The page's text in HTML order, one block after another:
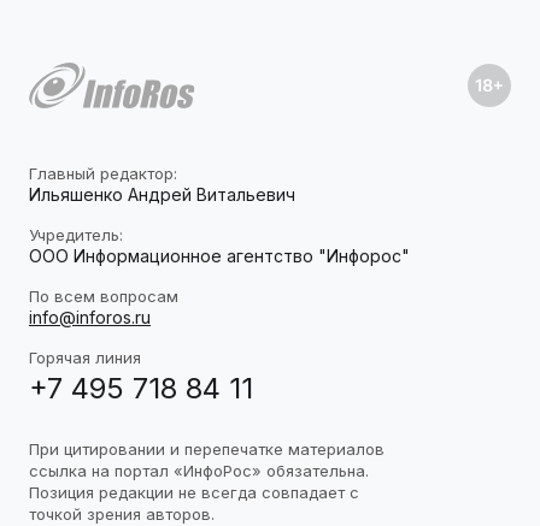
Главный редактор:
Ильяшенко Андрей Витальевич
Учредитель:
ООО Информационное агентство "Инфорос"
По всем вопросам
info@inforos.ru
Горячая линия
+7 495 718 84 11
При цитировании и перепечатке материалов
ссылка на портал «ИнфоРос» обязательна.
Позиция редакции не всегда совпадает с
точкой зрения авторов.